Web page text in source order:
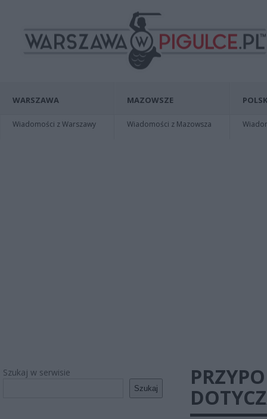
WARSZAWA
Wiadomości z Warszawy
MAZOWSZE
Wiadomości z Mazowsza
Szukaj w serwisie
Szukaj